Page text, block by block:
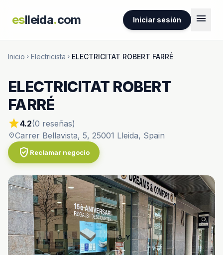
eslleida.com Iniciar sesión menu
Inicio chevron_right Electricista chevron_right ELECTRICITAT ROBERT FARRÉ
ELECTRICITAT ROBERT
FARRÉ
star4.2(0 reseñas)
location_onCarrer Bellavista, 5, 25001 Lleida, Spain
verified_user Reclamar negocio